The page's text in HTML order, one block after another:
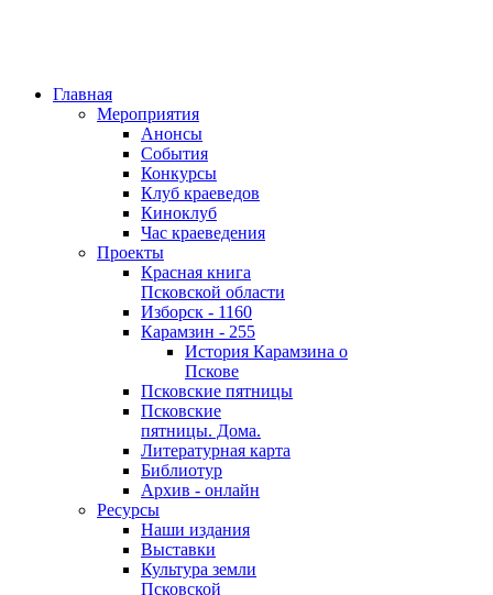
Главная
Мероприятия
Анонсы
События
Конкурсы
Клуб краеведов
Киноклуб
Час краеведения
Проекты
Красная книга
Псковской области
Изборск - 1160
Карамзин - 255
История Карамзина о
Пскове
Псковские пятницы
Псковские
пятницы. Дома.
Литературная карта
Библиотур
Архив - онлайн
Ресурсы
Наши издания
Выставки
Культура земли
Псковской